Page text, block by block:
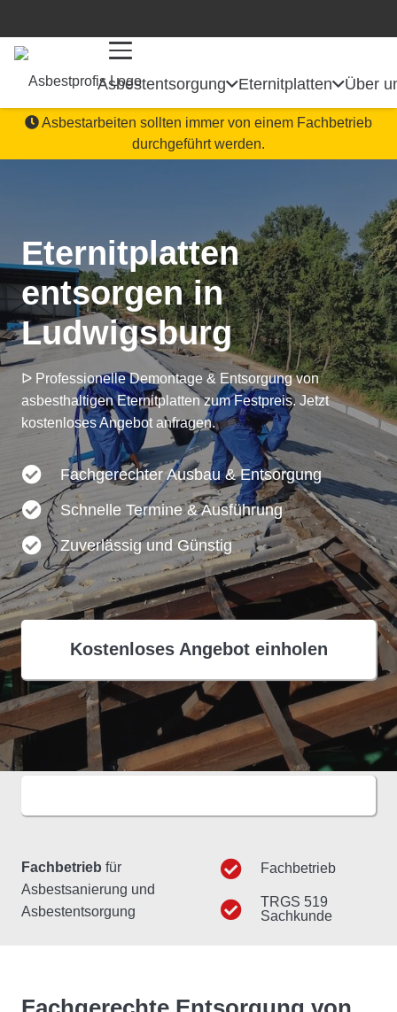
Asbestentsorgung Eternitplatten Über
Asbestarbeiten sollten immer von einem Fachbetrieb
durchgeführt werden.
Eternitplatten
entsorgen in
Ludwigsburg
ᐅ Professionelle Demontage & Entsorgung von
asbesthaltigen Eternitplatten zum Festpreis. Jetzt
kostenloses Angebot anfragen.
Fachgerechter Ausbau & Entsorgung
Schnelle Termine & Ausführung
Zuverlässig und Günstig
Kostenloses Angebot einholen
Fachbetrieb für
Asbestsanierung und
Asbestentsorgung
Fachbetrieb
TRGS 519
Sachkunde